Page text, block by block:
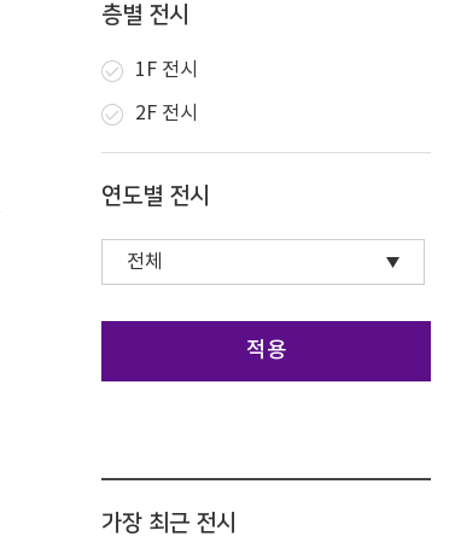
층별 전시
1F 전시
2F 전시
연도별 전시
적용
가장 최근 전시